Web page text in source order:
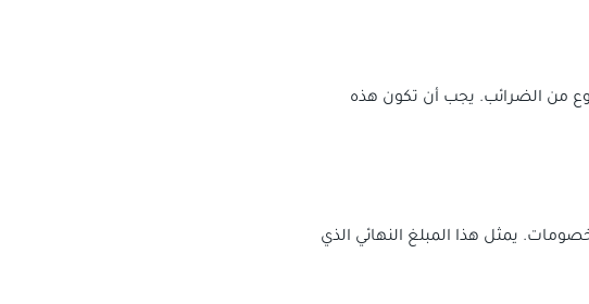
من الضرائب. يجب أن تكون هذه
يمثل هذا المبلغ النهائي الذي